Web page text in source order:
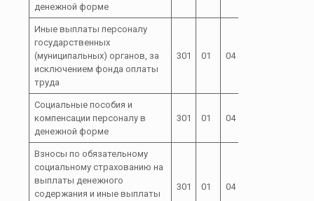
денежной форме
Иные выплаты персоналу
государственных
(муниципальных) органов, за
исключением фонда оплаты
труда
301 01 04
Социальные пособия и
компенсации персоналу в
денежной форме
301 01 04
Взносы по обязательному
социальному страхованию на
выплаты денежного
содержания и иные выплаты
301 01 04